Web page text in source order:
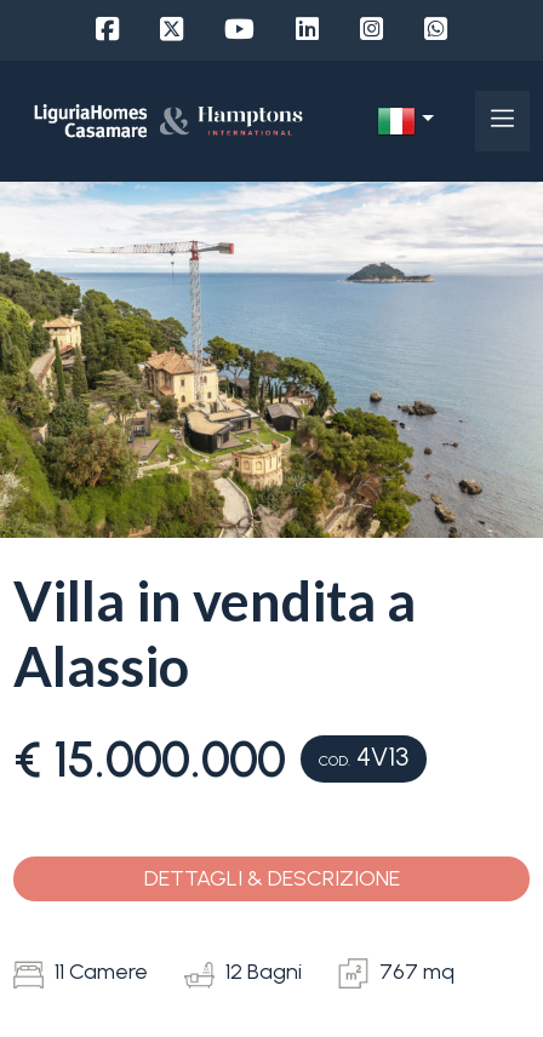
Villa in vendita a
Alassio
€ 15.000.000 COD. 4V13
DETTAGLI & DESCRIZIONE
11 Camere 12 Bagni 767 mq
EN
DE
RU
Chi
siamo
I
nostri
La
Liguria
case
Preferiti
Scegli
dove
cercare
Provincia
Comune
Tipologia
-
Qualsiasi